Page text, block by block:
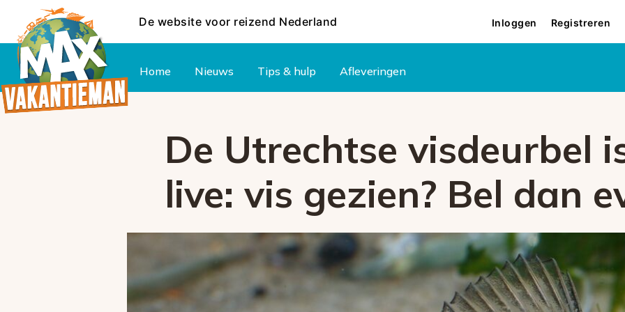
De website voor reizend Nederland Inloggen Registreren
Home Nieuws Tips & hulp Afleveringen
De Utrechtse visdeurbel
live: vis gezien? Bel dan